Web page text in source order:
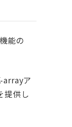
能の
arrayア
提供し